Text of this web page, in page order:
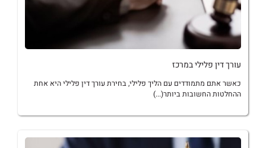
עורך דין פלילי במרכז
כאשר אתם מתמודדים עם הליך פלילי, בחירת עורך דין פלילי היא אחת
ההחלטות החשובות ביותר(...)